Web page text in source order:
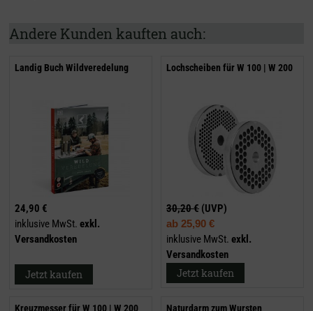
Andere Kunden kauften auch:
Landig Buch Wildveredelung
24,90 €
inklusive MwSt. exkl.
Versandkosten
Jetzt kaufen
Lochscheiben für W 100 | W 200
30,20 € (UVP)
ab 25,90 €
inklusive MwSt. exkl.
Versandkosten
Jetzt kaufen
Kreuzmesser für W 100 | W 200 Naturdarm zum Wursten